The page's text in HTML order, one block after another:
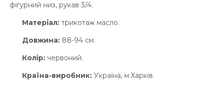
фігурний низ, рукав 3/4.
Матеріал: трикотаж масло.
Довжина: 88-94 см.
Колір: червоний.
Країна-виробник: Україна, м.Харків.